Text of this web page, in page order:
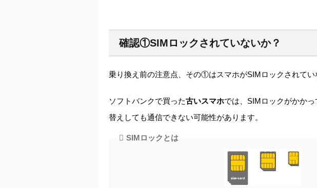
確認①SIMロックされていないか？
乗り換え前の注意点、その①はスマホがSIMロックされてい
ソフトバンクで買った古いスマホでは、SIMロックがかか
替えしても通信できない可能性があります。
SIMロックとは